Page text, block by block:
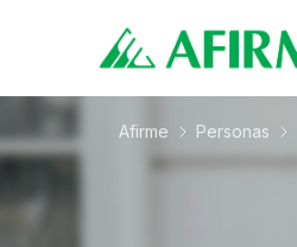
Afirme Personas